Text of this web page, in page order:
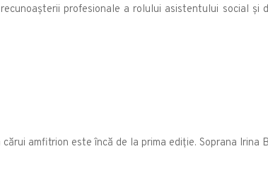
profesionale a rolului asistentului social și
amfitrion este încă de la prima ediție. Soprana Irina